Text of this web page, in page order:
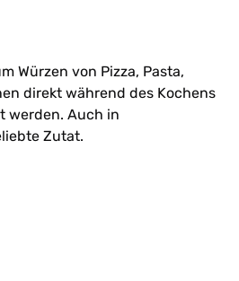
Würzen von Pizza, Pasta,
direkt während des Kochens
werden. Auch in
Zutat.